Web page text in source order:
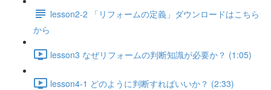
lesson2-2 「リフォームの定義」ダウンロードはこちら
から
lesson3 なぜリフォームの判断知識が必要か？ (1:05)
lesson4-1 どのように判断すればいいか？ (2:33)